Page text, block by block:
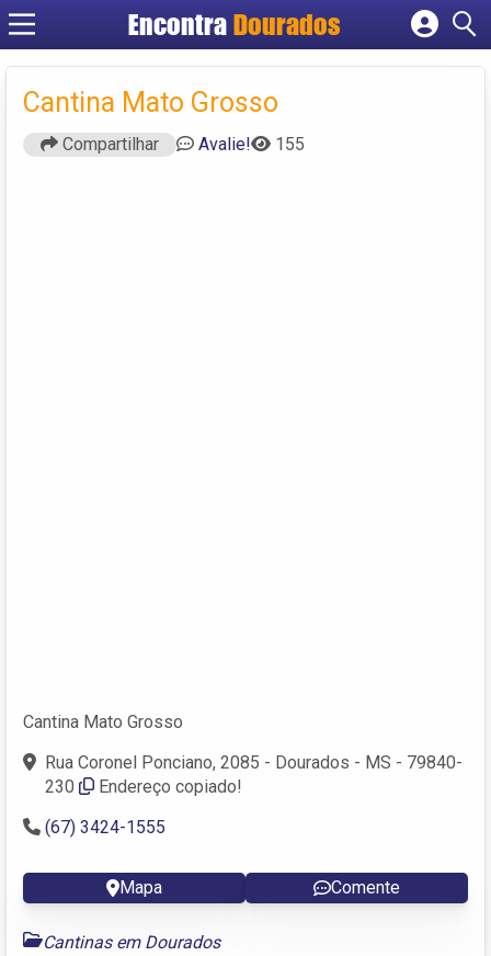
EncontraDourados
Cadastrar empresa
Criar conta
Cantina Mato Grosso
Compartilhar Avalie! 155
Cantina Mato Grosso
Rua Coronel Ponciano, 2085 - Dourados - MS - 79840-
230
Endereço copiado!
(67) 3424-1555
Mapa Comente
Cantinas em Dourados